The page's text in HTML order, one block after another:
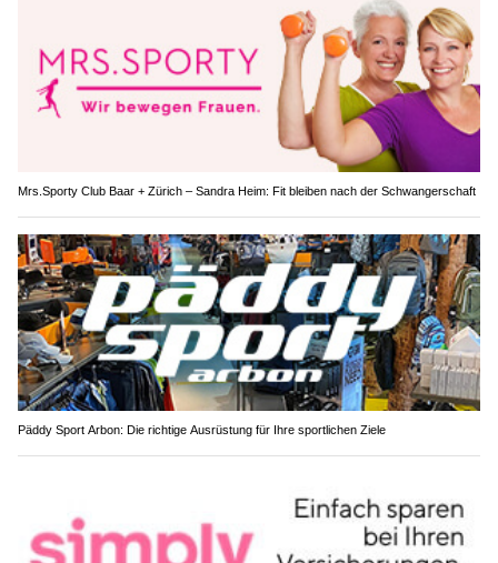
Mrs.Sporty Club Baar + Zürich – Sandra Heim: Fit bleiben nach der Schwangerschaft
Päddy Sport Arbon: Die richtige Ausrüstung für Ihre sportlichen Ziele